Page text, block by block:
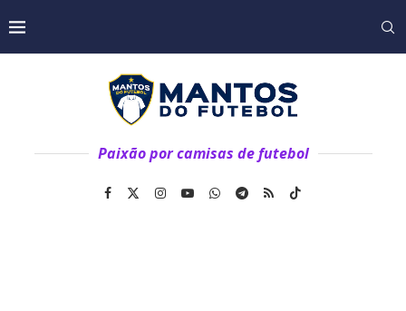
Paixão por camisas de futebol